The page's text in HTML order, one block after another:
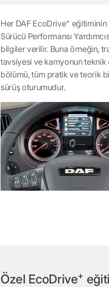
Her DAF EcoDrive+ eğitiminin
Sürücü Performansı
bilgiler verilir. Buna örneğin,
tavsiyesi ve kamyonun teknik
bölümü, tüm pratik ve teorik
sürüş oturumudur.
Özel EcoDrive+